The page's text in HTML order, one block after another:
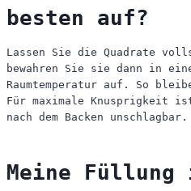
besten auf?
Lassen Sie die Quadrate
bewahren Sie sie dann in
Raumtemperatur auf. So
Für maximale Knusprigkeit
nach dem Backen unschlagbar.
Meine